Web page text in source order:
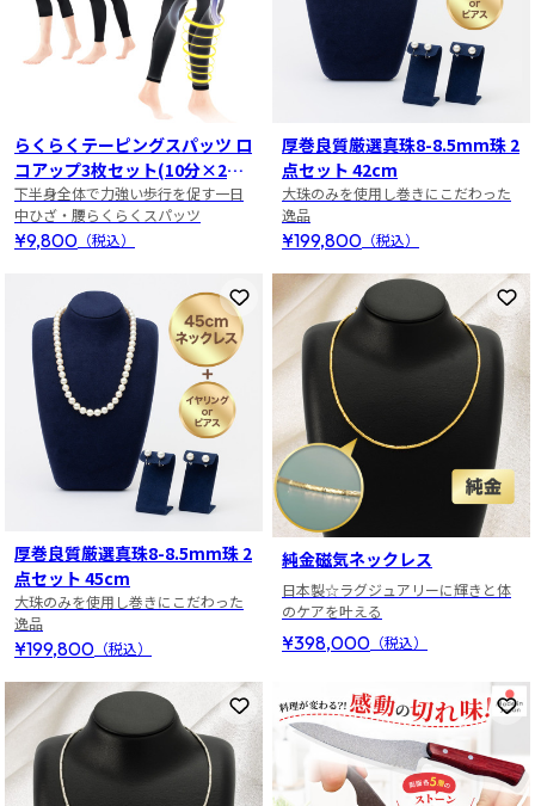
らくらくテーピングスパッツ ロ
コアップ3枚セット(10分×2
枚・7分×1枚)
下半身全体で力強い歩行を促す一日
中ひざ・腰らくらくスパッツ
¥9,800 （税込）
厚巻良質厳選真珠8-8.5mm珠 2
点セット 42cm
大珠のみを使用し巻きにこだわった
逸品
¥199,800 （税込）
お気に入りに登録
厚巻良質厳選真珠8-8.5mm珠 2
点セット 45cm
大珠のみを使用し巻きにこだわった
逸品
¥199,800 （税込）
お
純金磁気ネックレス
日本製☆ラグジュアリーに輝きと体
のケアを叶える
¥398,000 （税込）
お気に入りに登録 お